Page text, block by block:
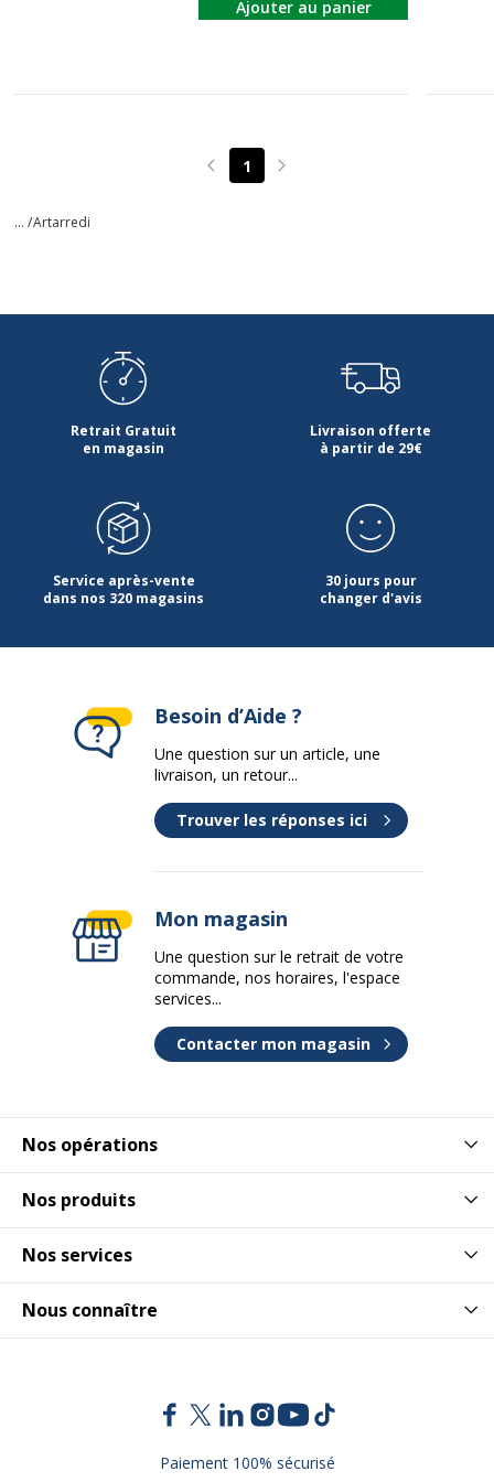
Ajouter au panier
Page précédente
1 Page suivante
... /Artarredi
Retrait Gratuit
en magasin
Livraison offerte
à partir de 29€
Service après-vente
dans nos 320 magasins
30 jours pour
changer d'avis
Nos opérations
Nos produits
Nos services
Nous connaître
Besoin d’Aide ?
Une question sur un article, une
livraison, un retour...
Trouver les réponses ici
Mon magasin
Une question sur le retrait de votre
commande, nos horaires, l'espace
services...
Contacter mon magasin
Paiement 100% sécurisé